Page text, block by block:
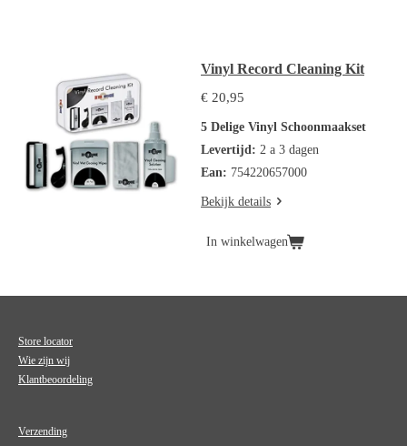
Vinyl Record Cleaning Kit
€ 20,95
5 Delige Vinyl Schoonmaakset
Levertijd: 2 a 3 dagen
Ean: 754220657000
Bekijk details
In winkelwagen
Store locator
Wie zijn wij
Klantbeoordeling
Verzending